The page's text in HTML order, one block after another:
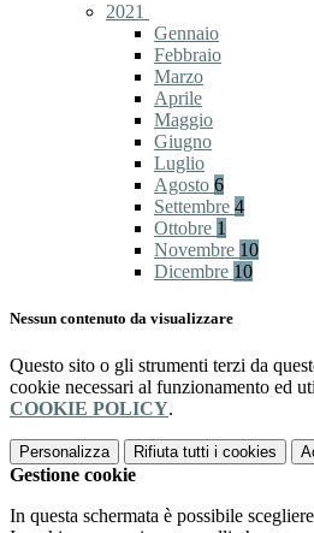
2021
Gennaio
Febbraio
Marzo
Aprile
Maggio
Giugno
Luglio
Agosto 6
Settembre 4
Ottobre 1
Novembre 10
Dicembre 10
Nessun contenuto da visualizzare
Questo sito o gli strumenti terzi da
cookie necessari al funzionamento ed
COOKIE POLICY.
Personalizza Rifiuta tutti i cookies
Gestione cookie
In questa schermata è possibile